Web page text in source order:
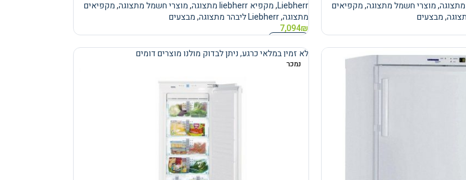
,מוצרי חשמל מתצוגה,מקפיאים
,מבצעים
Liebherr
,מקפיא liebherr מתצוגה ,מוצרי חשמל מתצוגה,מקפיאים
מתצוגה,Liebherr ליבהר מתצוגה ,מבצעים
7,094₪
הוספה לסל
נמכר
לא זמין במלאי כרגע, ניתן לבדוק מולנו מוצרים דומים